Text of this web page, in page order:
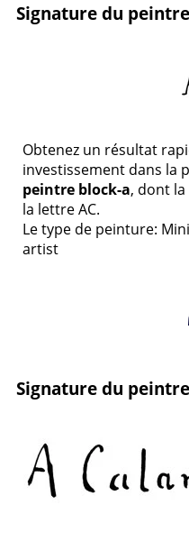
Signature du
Obtenez un résultat
investissement dans la
peintre block-a, dont
la lettre AC.
Le type de peinture:
artist
Signature du